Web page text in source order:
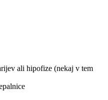
ali hipofize (nekaj v tem